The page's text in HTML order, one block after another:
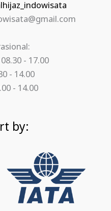
- 17.00
- 14.00
- 14.00
by: